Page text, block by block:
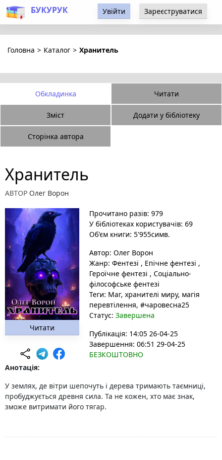
БУКУРУК Увійти Зареєструватися
Головна > Каталог > Хранитель
Обкладинка Читати
Зміст Додати у бібліотеку
Сторінка автора
Хранитель
АВТОР Олег Ворон
Читати
Прочитано разів: 979
У бібліотеках користувачів: 69
Об'єм книги: 5'955симв.
Автор: Олег Ворон
Жанр: Фентезі , Епічне фентезі ,
Героїчне фентезі , Соціально-
філософське фентезі
Теги: Маг, хранителі миру, магія
перевтілення, #чаровесна25
Статус: Завершена
Публікація: 14:05 26-04-25
Завершення: 06:51 29-04-25
БЕЗКОШТОВНО
Анотація:
У землях, де вітри шепочуть і дерева тримають таємниці,
пробуджується древня сила. Та не кожен, хто має знак,
зможе витримати його тягар.